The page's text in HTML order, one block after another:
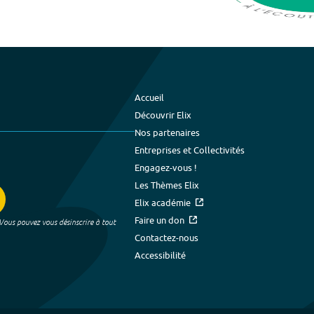
pouvez vous désinscrire à tout
Accueil
Découvrir Elix
Nos partenaires
Entreprises et Collectivités
Engagez-vous !
Les Thèmes Elix
Elix académie
Faire un don
Contactez-nous
Accessibilité